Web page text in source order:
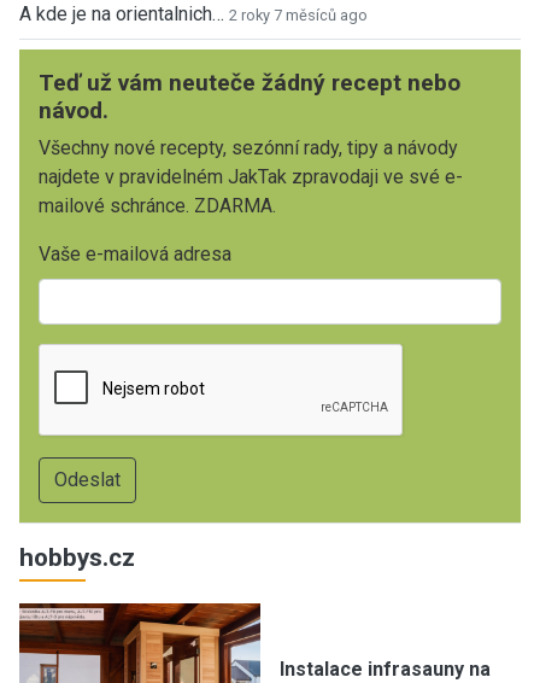
A kde je na orientalnich… 2 roky 7 měsíců ago
Teď už vám neuteče žádný recept nebo
návod.
Všechny nové recepty, sezónní rady, tipy a návody
najdete v pravidelném JakTak zpravodaji ve své e-
mailové schránce. ZDARMA.
Vaše e-mailová adresa
hobbys.cz
Instalace infrasauny na